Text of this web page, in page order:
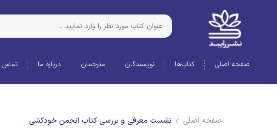
صفحه اصلی کتاب‌ها نویسندگان مترجمان درباره ما تماس
صفحه اصلی نشست معرفی و بررسی کتاب انجمن خودکشی